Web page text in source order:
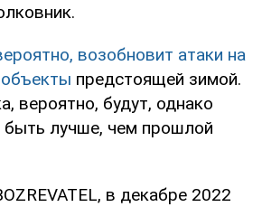
возобновит атаки на
объекты предстоящей зимой.
вероятно, будут, однако
быть лучше, чем прошлой
в декабре 2022